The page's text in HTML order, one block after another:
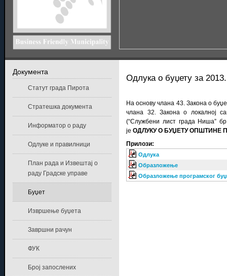
Одлука о буџету за
На основу члана 43. Закона о
члана 32. Закона о локалној
(“Службени лист града Ниша”
јеОДЛУКУ О БУЏЕТУ ОПШТИНЕ
Прилози:
Одлука
Образложење
Образложење програмског
Документа
Статут града Пирота
Стратешка документа
Информатор о раду
Одлуке и правилници
План рада и Извештај о
раду Градске управе
Буџет
Извршење буџета
Завршни рачун
ФУК
Број запослених